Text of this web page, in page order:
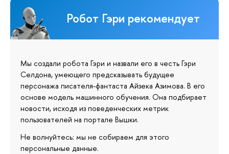
Робот Гэри рекомендует
Мы создали робота Гэри и назвали его в честь Гэри
Селдона, умеющего предсказывать будущее
персонажа писателя-фантаста Айзека Азимова. В его
основе модель машинного обучения. Она подбирает
новости, исходя из поведенческих метрик
пользователей на портале Вышки.
Не волнуйтесь: мы не собираем для этого
персональные данные.